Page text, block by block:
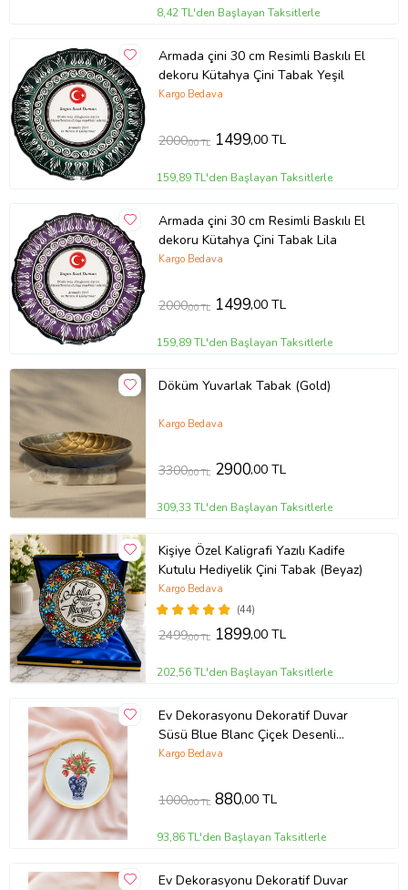
8,42 TL'den Başlayan Taksitlerle
Armada çini 30 cm Resimli Baskılı El
dekoru Kütahya Çini Tabak Yeşil
Kargo Bedava
2000,00 TL 1499,00 TL
159,89 TL'den Başlayan Taksitlerle
Armada çini 30 cm Resimli Baskılı El
dekoru Kütahya Çini Tabak Lila
Kargo Bedava
2000,00 TL 1499,00 TL
159,89 TL'den Başlayan Taksitlerle
Döküm Yuvarlak Tabak (Gold)
Kargo Bedava
3300,00 TL 2900,00 TL
309,33 TL'den Başlayan Taksitlerle
Kişiye Özel Kaligrafi Yazılı Kadife
Kutulu Hediyelik Çini Tabak (Beyaz)
(44)
Kargo Bedava
2499,00 TL 1899,00 TL
202,56 TL'den Başlayan Taksitlerle
Ev Dekorasyonu Dekoratif Duvar
Süsü Blue Blanc Çiçek Desenli
Duvar Tabağı Vazo Biblo Tablo
Kargo Bedava
1000,00 TL 880,00 TL
93,86 TL'den Başlayan Taksitlerle
Ev Dekorasyonu Dekoratif Duvar